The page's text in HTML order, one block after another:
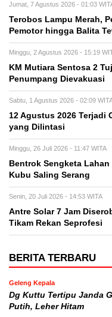
Jumat, 7 Agustus 2026 - 01:03
Terobos Lampu Merah,
Pemotor hingga Balita
Minggu, 2 Agustus 2026 - 15:19
KM Mutiara Sentosa 2
Penumpang Dievakuasi
Sabtu, 1 Agustus 2026 - 02:09
12 Agustus 2026 Terjadi
yang Dilintasi
Minggu, 26 Juli 2026 - 11:47 WITA
Bentrok Sengketa
Kubu Saling Serang
Senin, 20 Juli 2026 - 14:53 WITA
Antre Solar 7 Jam
Tikam Rekan Seprofesi
BERITA TERBARU
Geleng Kepala
Dg Kuttu Tertipu Janda
Putih, Leher Hitam